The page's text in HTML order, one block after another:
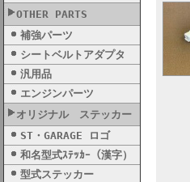
OTHER PARTS
補強パーツ
シートベルトアダプタ
汎用品
エンジンパーツ
オリジナル ステッカー
ST・GARAGE ロゴ
和名型式ｽﾃｯｶｰ（漢字）
型式ステッカー